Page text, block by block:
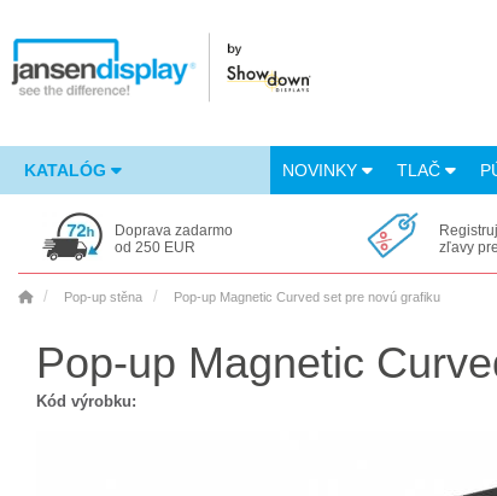
KATALÓG NOVINKY TLAČ
Doprava zadarmo
od 250 EUR
zľavy
Pop-up stěna Pop-up Magnetic Curved set pre novú grafiku
Pop-up Magnetic
Kód výrobku: